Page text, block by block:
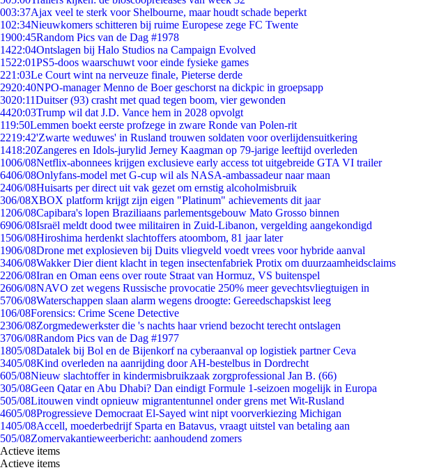
003:37Ajax veel te sterk voor Shelbourne, maar houdt schade beperkt
102:34Nieuwkomers schitteren bij ruime Europese zege FC Twente
1900:45Random Pics van de Dag #1978
1422:04Ontslagen bij Halo Studios na Campaign Evolved
1522:01PS5-doos waarschuwt voor einde fysieke games
221:03Le Court wint na nerveuze finale, Pieterse derde
2920:40NPO-manager Menno de Boer geschorst na dickpic in groepsapp
3020:11Duitser (93) crasht met quad tegen boom, vier gewonden
4420:03Trump wil dat J.D. Vance hem in 2028 opvolgt
119:50Lemmen boekt eerste profzege in zware Ronde van Polen-rit
2219:42'Zwarte weduwes' in Rusland trouwen soldaten voor overlijdensuitkering
1418:20Zangeres en Idols-jurylid Jerney Kaagman op 79-jarige leeftijd overleden
1006/08Netflix-abonnees krijgen exclusieve early access tot uitgebreide GTA VI trailer
6406/08Onlyfans-model met G-cup wil als NASA-ambassadeur naar maan
2406/08Huisarts per direct uit vak gezet om ernstig alcoholmisbruik
306/08XBOX platform krijgt zijn eigen "Platinum" achievements dit jaar
1206/08Capibara's lopen Braziliaans parlementsgebouw Mato Grosso binnen
6906/08Israël meldt dood twee militairen in Zuid-Libanon, vergelding aangekondigd
1506/08Hiroshima herdenkt slachtoffers atoombom, 81 jaar later
1906/08Drone met explosieven bij Duits vliegveld voedt vrees voor hybride aanval
3406/08Wakker Dier dient klacht in tegen insectenfabriek Protix om duurzaamheidsclaims
2206/08Iran en Oman eens over route Straat van Hormuz, VS buitenspel
2606/08NAVO zet wegens Russische provocatie 250% meer gevechtsvliegtuigen in
5706/08Waterschappen slaan alarm wegens droogte: Gereedschapskist leeg
106/08Forensics: Crime Scene Detective
2306/08Zorgmedewerkster die 's nachts haar vriend bezocht terecht ontslagen
3706/08Random Pics van de Dag #1977
1805/08Datalek bij Bol en de Bijenkorf na cyberaanval op logistiek partner Ceva
3405/08Kind overleden na aanrijding door AH-bestelbus in Dordrecht
605/08Nieuw slachtoffer in kindermisbruikzaak zorgprofessional Jan B. (66)
305/08Geen Qatar en Abu Dhabi? Dan eindigt Formule 1-seizoen mogelijk in Europa
505/08Litouwen vindt opnieuw migrantentunnel onder grens met Wit-Rusland
4605/08Progressieve Democraat El-Sayed wint nipt voorverkiezing Michigan
1405/08Accell, moederbedrijf Sparta en Batavus, vraagt uitstel van betaling aan
505/08Zomervakantieweerbericht: aanhoudend zomers
Actieve items
Actieve items